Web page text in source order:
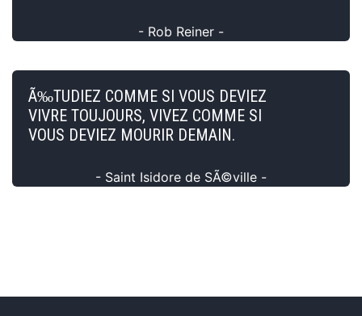
- Rob Reiner -
Ã‰TUDIEZ COMME SI VOUS DEVIEZ
VIVRE TOUJOURS, VIVEZ COMME SI
VOUS DEVIEZ MOURIR DEMAIN.
- Saint Isidore de SÃ©ville -